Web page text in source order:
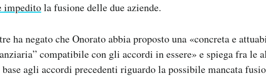
impeditola fusione delle due aziende.
ha negato che Onorato abbia proposto una «concreta e
compatibile con gli accordi in essere» e spiega fra le
agli accordi precedenti riguardo la possibile mancata